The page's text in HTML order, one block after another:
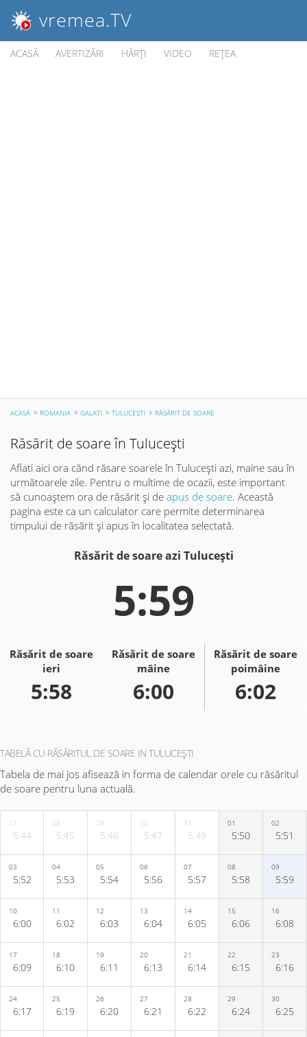
vremea.TV
ACASĂ AVERTIZĂRI HĂRŢI VIDEO REŢEA
ACASĂ ROMANIA GALAŢI TULUCEŞTI RĂSĂRIT DE SOARE
Răsărit de soare în Tuluceşti
Aflati aici ora cănd răsare soarele în Tuluceşti azi, maine sau în
următoarele zile. Pentru o multime de ocazii, este important
să cunoaștem ora de răsărit și de apus de soare. Această
pagina este ca un calculator care permite determinarea
timpului de răsărit și apus în localitatea selectată.
Răsărit de soare azi Tuluceşti
5:59
Răsărit de soare
ieri
5:58
Răsărit de soare
mâine
6:00
Răsărit de soare
poimâine
6:02
TABELĂ CU RĂSĂRITUL DE SOARE IN TULUCEŞTI
Tabela de mai jos afisează in forma de calendar orele cu răsăritul
de soare pentru luna actuală.
27
5:44
28
5:45
29
5:46
30
5:47
31
5:49
01
5:50
02
5:51
03
5:52
04
5:53
05
5:54
06
5:56
07
5:57
08
5:58
09
5:59
10
6:00
11
6:02
12
6:03
13
6:04
14
6:05
15
6:06
16
6:08
17
6:09
18
6:10
19
6:11
20
6:13
21
6:14
22
6:15
23
6:16
24
6:17
25
6:19
26
6:20
27
6:21
28
6:22
29
6:24
30
6:25